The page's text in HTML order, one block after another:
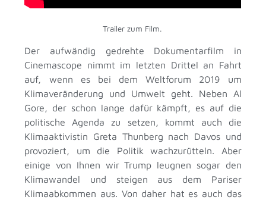
Trailer zum Film.
Der aufwändig gedrehte Dokumentarfilm in
Cinemascope nimmt im letzten Drittel an Fahrt
auf, wenn es bei dem Weltforum 2019 um
Klimaveränderung und Umwelt geht. Neben Al
Gore, der schon lange dafür kämpft, es auf die
politische Agenda zu setzen, kommt auch die
Klimaaktivistin Greta Thunberg nach Davos und
provoziert, um die Politik wachzurütteln. Aber
einige von Ihnen wir Trump leugnen sogar den
Klimawandel und steigen aus dem Pariser
Klimaabkommen aus. Von daher hat es auch das